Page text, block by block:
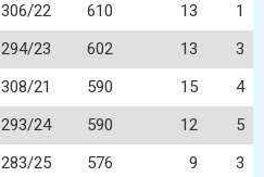
306/22 610 13
1
294/23 602 13
3
308/21 590 15
4
293/24 590 12
5
283/25 576 9
3